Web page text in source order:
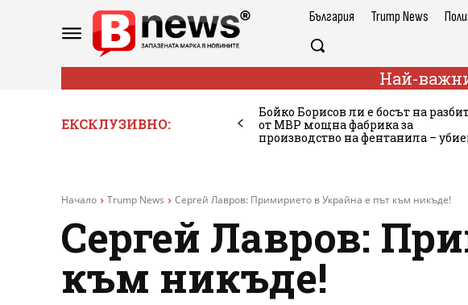
България Trump News
Най-
ЕКСКЛУЗИВНО:
Бойко Борисов ли е босът на
от МВР мощна фабрика за
производство на фентанила –
Начало Trump News Сергей Лавров: Примирието в Украйна е път към никъде!
Сергей Лавров:
към никъде!